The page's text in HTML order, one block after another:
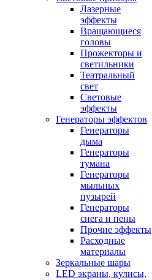
Лазерные
эффекты
Вращающиеся
головы
Прожекторы и
светильники
Театральный
свет
Световые
эффекты
Генераторы эффектов
Генераторы
дыма
Генераторы
тумана
Генераторы
мыльных
пузырей
Генераторы
снега и пены
Прочие эффекты
Расходные
материалы
Зеркальные шары
LED экраны, кулисы,